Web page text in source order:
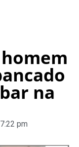
na
7:22 pm